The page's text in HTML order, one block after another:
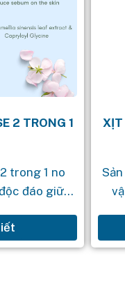
2 TRONG 1
trong 1 no
đáo giữa
nghiệm tắm
XỊT